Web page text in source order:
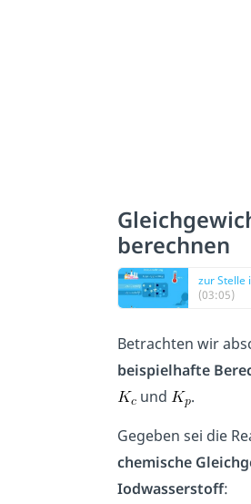
berechnen
zur Stelle
(03:05)
Betrachten wir
beispielhafte
und
.
Gegeben sei die
chemische
Iodwasserstoff: